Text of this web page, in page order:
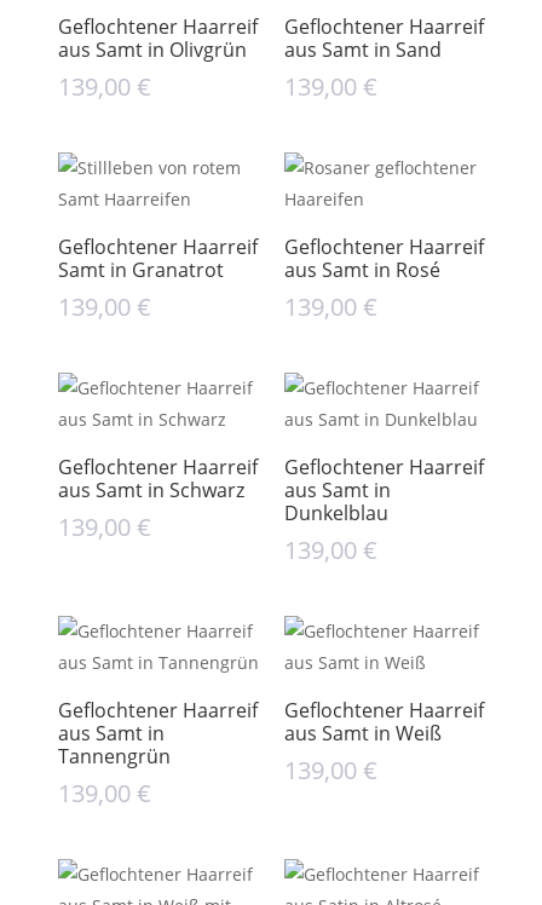
Geflochtener Haarreif
aus Samt in Olivgrün
139,00€
Geflochtener Haarreif
aus Samt in Sand
139,00€
Geflochtener Haarreif
Samt in Granatrot
139,00€
Geflochtener Haarreif
aus Samt in Rosé
139,00€
Geflochtener Haarreif
aus Samt in Schwarz
139,00€
Geflochtener Haarreif
aus Samt in
Dunkelblau
139,00€
Geflochtener Haarreif
aus Samt in
Tannengrün
139,00€
Geflochtener Haarreif
aus Samt in Weiß
139,00€